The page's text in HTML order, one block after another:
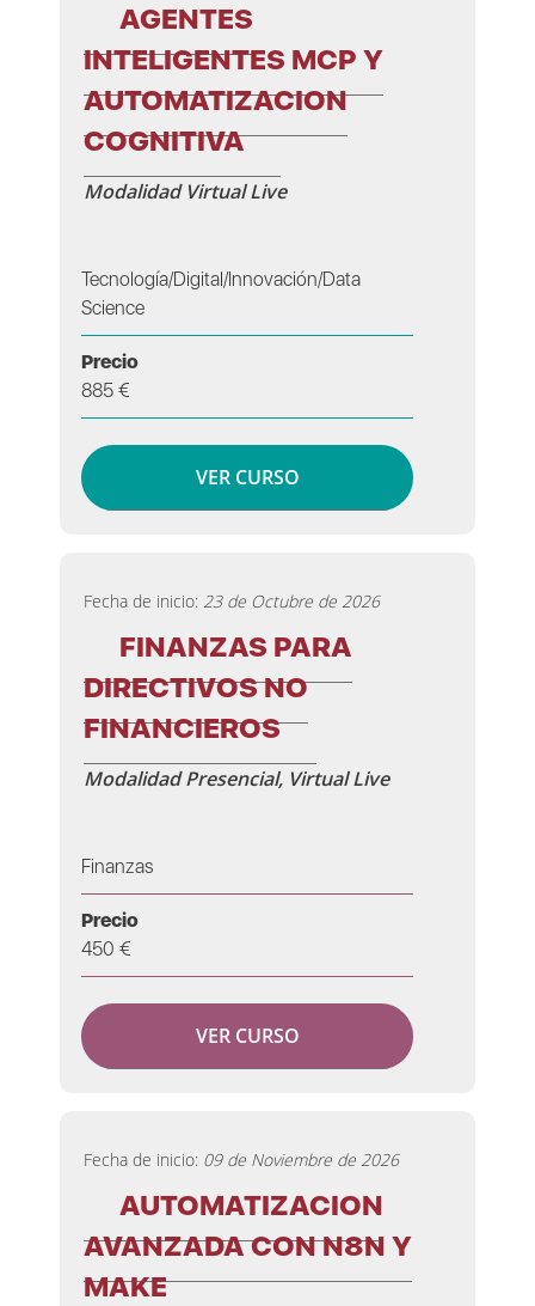
AGENTES
INTELIGENTES MCP Y
AUTOMATIZACION
COGNITIVA
Modalidad Virtual Live
Tecnología/Digital/Innovación/Data
Science
Precio
885 €
VER CURSO
Fecha de inicio: 23 de Octubre de 2026
FINANZAS PARA
DIRECTIVOS NO
FINANCIEROS
Modalidad Presencial, Virtual Live
Finanzas
Precio
450 €
VER CURSO
Fecha de inicio: 09 de Noviembre de 2026
AUTOMATIZACION
AVANZADA CON N8N Y
MAKE